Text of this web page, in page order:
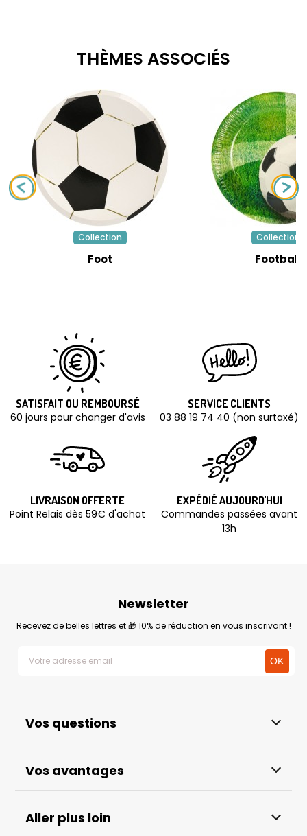
THÈMES ASSOCIÉS
Collection
Foot
Collection
Football
SATISFAIT OU REMBOURSÉ
60 jours pour changer d'avis
SERVICE CLIENTS
03 88 19 74 40 (non surtaxé)
LIVRAISON OFFERTE
Point Relais dès 59€ d'achat
EXPÉDIÉ AUJOURD'HUI
Commandes passées avant
13h
Vos questions
Vos avantages
Aller plus loin
Newsletter
Recevez de belles lettres et 🎁 10% de réduction en vous inscrivant !